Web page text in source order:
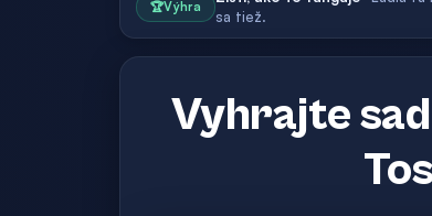
🏆Výhra
sa tiež.
Vyhrajte